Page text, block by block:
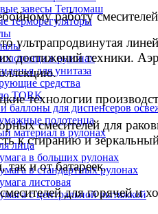
завесы Тепломаш
терморегуляторы
в рулонах
для унитаза
средства
TORK
баллоны для диспенсеров
полотенца
материал в рулонах
лица
в больших рулонах
в стандартных рулонах
листовая
с центральной вытяжкой
работу
ультрапродвинутая
достижений техники.
технологии
смесителей для
к стиранию и
так и от батареек.
для горячей и